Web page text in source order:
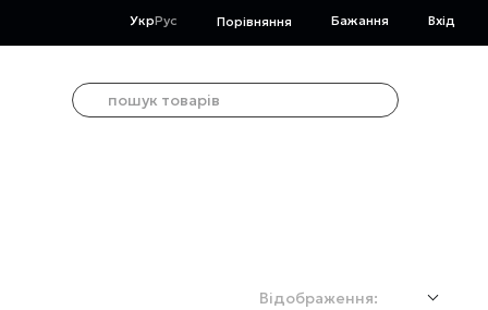
УкрРус Порівняння Бажання Вхід
Відображення: